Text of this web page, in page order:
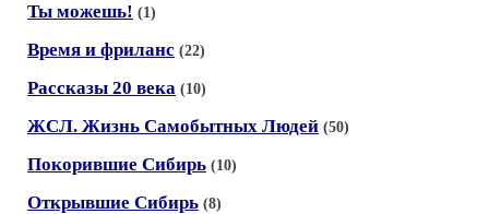
Ты можешь! (1)
Время и фриланс (22)
Рассказы 20 века (10)
ЖСЛ. Жизнь Самобытных Людей (50)
Покорившие Сибирь (10)
Открывшие Сибирь (8)